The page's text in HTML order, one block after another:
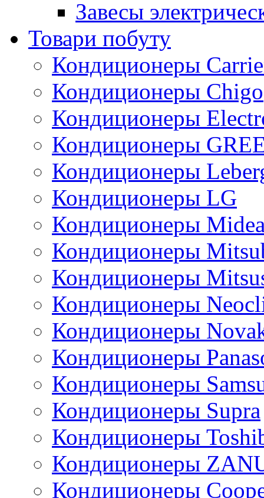
Завесы
Товари побуту
Кондиционеры
Кондиционеры Chigo
Кондиционеры
Кондиционеры
Кондиционеры
Кондиционеры LG
Кондиционеры
Кондиционеры
Кондиционеры
Кондиционеры
Кондиционеры
Кондиционеры
Кондиционеры
Кондиционеры Supra
Кондиционеры
Кондиционеры
Кондиционеры